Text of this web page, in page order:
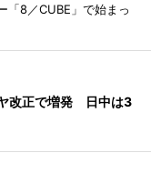
「8／CUBE」で始まっ
改正で増発 日中は3